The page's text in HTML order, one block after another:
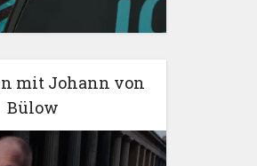
mit Johann von
Bülow